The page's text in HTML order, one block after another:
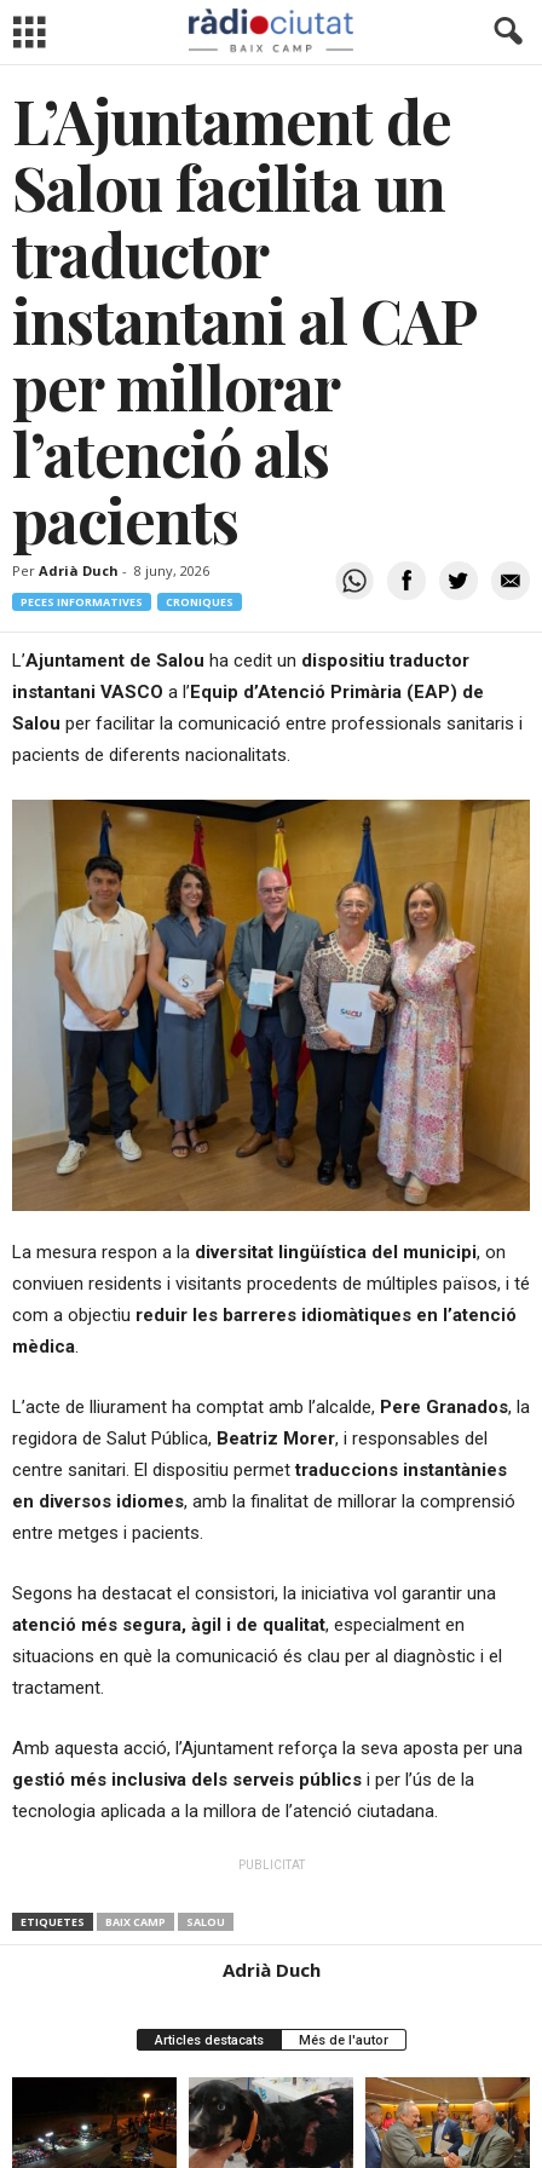
L’Ajuntament de
Salou facilita un
traductor
instantani al CAP
per millorar
l’atenció als
pacients
Per Adrià Duch - 8 juny, 2026
PECES INFORMATIVES CRONIQUES
L’Ajuntament de Salou ha cedit un dispositiu traductor
instantani VASCO a l’Equip d’Atenció Primària (EAP) de
Salou per facilitar la comunicació entre professionals sanitaris i
pacients de diferents nacionalitats.
La mesura respon a la diversitat lingüística del municipi, on
conviuen residents i visitants procedents de múltiples països, i té
com a objectiu reduir les barreres idiomàtiques en l’atenció
mèdica.
L’acte de lliurament ha comptat amb l’alcalde, Pere Granados, la
regidora de Salut Pública, Beatriz Morer, i responsables del
centre sanitari. El dispositiu permettraduccions instantànies
en diversos idiomes, amb la finalitat de millorar la comprensió
entre metges i pacients.
Segons ha destacat el consistori, la iniciativa vol garantir una
atenció més segura, àgil i de qualitat, especialment en
situacions en què la comunicació és clau per al diagnòstic i el
tractament.
Amb aquesta acció, l’Ajuntament reforça la seva aposta per una
gestió més inclusiva dels serveis públics i per l’ús de la
tecnologia aplicada a la millora de l’atenció ciutadana.
PUBLICITAT
ETIQUETES BAIX CAMP SALOU
Adrià Duch
Articles destacats Més de l'autor